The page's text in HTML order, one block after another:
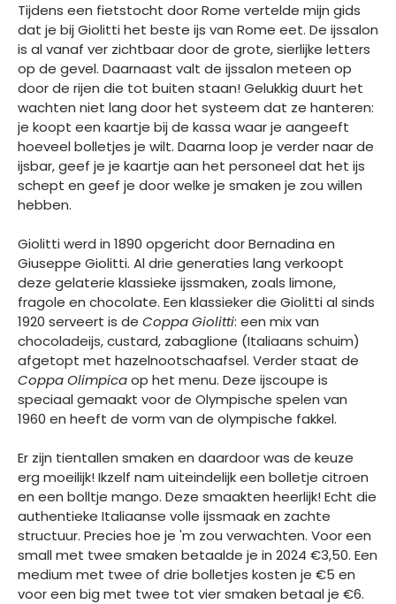
Tijdens een fietstocht door Rome vertelde mijn gids
dat je bij Giolitti het beste ijs van Rome eet. De ijssalon
is al vanaf ver zichtbaar door de grote, sierlijke letters
op de gevel. Daarnaast valt de ijssalon meteen op
door de rijen die tot buiten staan! Gelukkig duurt het
wachten niet lang door het systeem dat ze hanteren:
je koopt een kaartje bij de kassa waar je aangeeft
hoeveel bolletjes je wilt. Daarna loop je verder naar de
ijsbar, geef je je kaartje aan het personeel dat het ijs
schept en geef je door welke je smaken je zou willen
hebben.
Giolitti werd in 1890 opgericht door Bernadina en
Giuseppe Giolitti. Al drie generaties lang verkoopt
deze gelaterie klassieke ijssmaken, zoals limone,
fragole en chocolate. Een klassieker die Giolitti al sinds
1920 serveert is de Coppa Giolitti: een mix van
chocoladeijs, custard, zabaglione (Italiaans schuim)
afgetopt met hazelnootschaafsel. Verder staat de
Coppa Olimpicaop het menu. Deze ijscoupe is
speciaal gemaakt voor de Olympische spelen van
1960 en heeft de vorm van de olympische fakkel.
Er zijn tientallen smaken en daardoor was de keuze
erg moeilijk! Ikzelf nam uiteindelijk een bolletje citroen
en een bolltje mango. Deze smaakten heerlijk! Echt die
authentieke Italiaanse volle ijssmaak en zachte
structuur. Precies hoe je 'm zou verwachten. Voor een
small met twee smaken betaalde je in 2024 €3,50. Een
medium met twee of drie bolletjes kosten je €5 en
voor een big met twee tot vier smaken betaal je €6.